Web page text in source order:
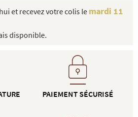
et recevez votre colis le mardi 11
disponible.
PAIEMENT SÉCURISÉ